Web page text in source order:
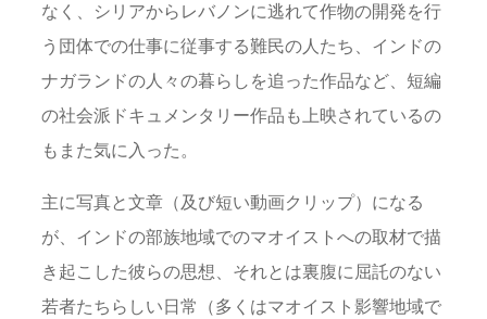
なく、シリアからレバノンに逃れて作物の開発を行
う団体での仕事に従事する難民の人たち、インドの
ナガランドの人々の暮らしを追った作品など、短編
の社会派ドキュメンタリー作品も上映されているの
もまた気に入った。
主に写真と文章（及び短い動画クリップ）になる
が、インドの部族地域でのマオイストへの取材で描
き起こした彼らの思想、それとは裏腹に屈託のない
若者たちらしい日常（多くはマオイスト影響地域で